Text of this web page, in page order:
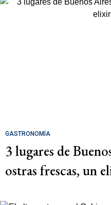
GASTRONOMÍA
3 lugares de
ostras frescas, un